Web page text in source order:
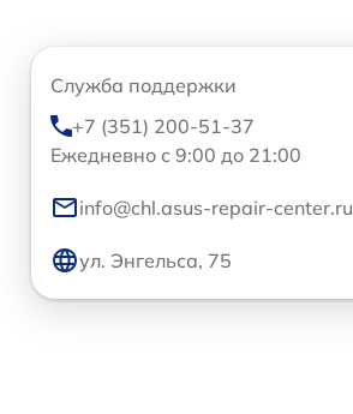
Служба поддержки
+7 (351) 200-51-37
Ежедневно с 9:00 до 21:00
info@chl.asus-repair-center.ru
ул. Энгельса, 75